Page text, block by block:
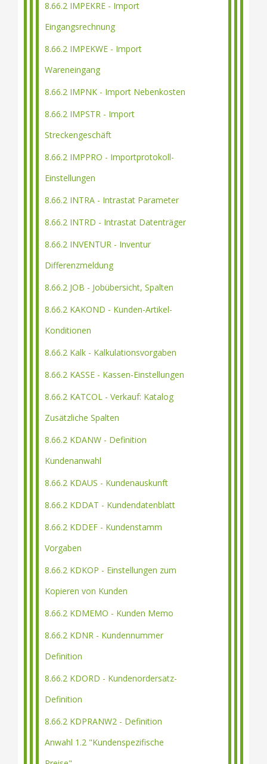
8.66.2 IMPEKRE - Import
Eingangsrechnung
8.66.2 IMPEKWE - Import
Wareneingang
8.66.2 IMPNK - Import Nebenkosten
8.66.2 IMPSTR - Import
Streckengeschäft
8.66.2 IMPPRO - Importprotokoll-
Einstellungen
8.66.2 INTRA - Intrastat Parameter
8.66.2 INTRD - Intrastat Datenträger
8.66.2 INVENTUR - Inventur
Differenzmeldung
8.66.2 JOB - Jobübersicht, Spalten
8.66.2 KAKOND - Kunden-Artikel-
Konditionen
8.66.2 Kalk - Kalkulationsvorgaben
8.66.2 KASSE - Kassen-Einstellungen
8.66.2 KATCOL - Verkauf: Katalog
Zusätzliche Spalten
8.66.2 KDANW - Definition
Kundenanwahl
8.66.2 KDAUS - Kundenauskunft
8.66.2 KDDAT - Kundendatenblatt
8.66.2 KDDEF - Kundenstamm
Vorgaben
8.66.2 KDKOP - Einstellungen zum
Kopieren von Kunden
8.66.2 KDMEMO - Kunden Memo
8.66.2 KDNR - Kundennummer
Definition
8.66.2 KDORD - Kundenordersatz-
Definition
8.66.2 KDPRANW2 - Definition
Anwahl 1.2 "Kundenspezifische